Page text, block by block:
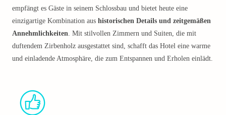
empfängt es Gäste in seinem Schlossbau und bietet heute eine
einzigartige Kombination aus historischen Details und zeitgemäßen
Annehmlichkeiten. Mit stilvollen Zimmern und Suiten, die mit
duftendem Zirbenholz ausgestattet sind, schafft das Hotel eine warme
und einladende Atmosphäre, die zum Entspannen und Erholen einlädt.